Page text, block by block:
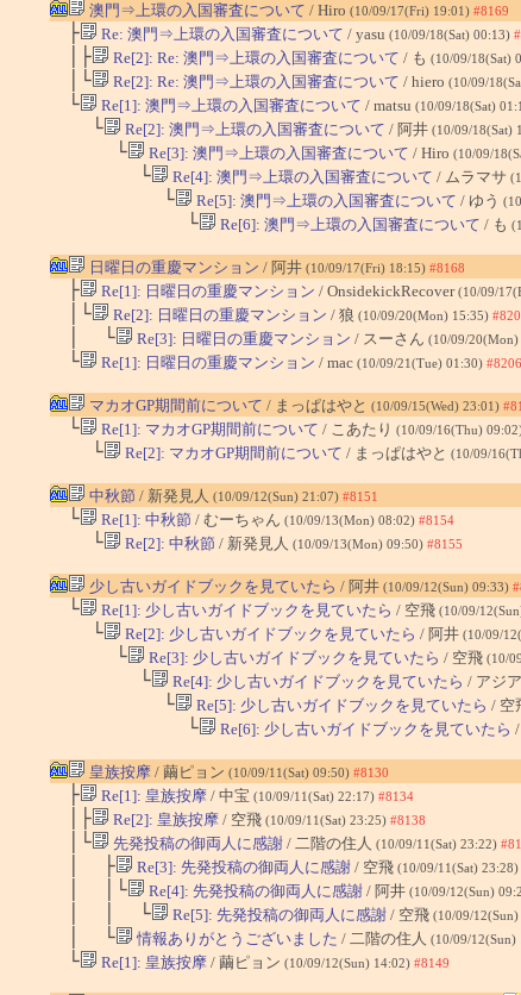
澳門⇒上環の入国審査について / Hiro (10/09/17(Fri) 19:01) #8169
├ Re: 澳門⇒上環の入国審査について / yasu (10/09/18(Sat) 00:13)
│├ Re[2]: Re: 澳門⇒上環の入国審査について / も (10/09/18(Sat)
│└ Re[2]: Re: 澳門⇒上環の入国審査について / hiero (10/09/
└ Re[1]: 澳門⇒上環の入国審査について / matsu (10/09/18(Sat)
└ Re[2]: 澳門⇒上環の入国審査について / 阿井 (10/09/18(Sat)
└ Re[3]: 澳門⇒上環の入国審査について / Hiro (10/09/
└ Re[4]: 澳門⇒上環の入国審査について / ムラマサ
└ Re[5]: 澳門⇒上環の入国審査について / ゆう
└ Re[6]: 澳門⇒上環の入国審査について / も
日曜日の重慶マンション / 阿井 (10/09/17(Fri) 18:15) #8168
├ Re[1]: 日曜日の重慶マンション / OnsidekickRecover(10/09/
│└ Re[2]: 日曜日の重慶マンション / 狼 (10/09/20(Mon) 15:35)
│ └ Re[3]: 日曜日の重慶マンション / スーさん (10/09/20(Mon)
└ Re[1]: 日曜日の重慶マンション / mac (10/09/21(Tue) 01:30) #8206
マカオGP期間前について / まっぱはやと (10/09/15(Wed) 23:01)
└ Re[1]: マカオGP期間前について / こあたり (10/09/16(Thu)
└ Re[2]: マカオGP期間前について / まっぱはやと (10/09/
中秋節 / 新発見人 (10/09/12(Sun) 21:07) #8151
└ Re[1]: 中秋節 / むーちゃん (10/09/13(Mon) 08:02) #8154
└ Re[2]: 中秋節 / 新発見人 (10/09/13(Mon) 09:50) #8155
少し古いガイドブックを見ていたら / 阿井 (10/09/12(Sun) 09:33)
└ Re[1]: 少し古いガイドブックを見ていたら / 空飛 (10/09/
└ Re[2]: 少し古いガイドブックを見ていたら / 阿井 (10/09/
└ Re[3]: 少し古いガイドブックを見ていたら / 空飛 (10/
└ Re[4]: 少し古いガイドブックを見ていたら / アジ
└ Re[5]: 少し古いガイドブックを見ていたら / 空
└ Re[6]: 少し古いガイドブックを見ていたら
皇族按摩/ 繭ピョン (10/09/11(Sat) 09:50) #8130
├ Re[1]: 皇族按摩/ 中宝 (10/09/11(Sat) 22:17) #8134
│├ Re[2]: 皇族按摩/ 空飛 (10/09/11(Sat) 23:25) #8138
│└ 先発投稿の御両人に感謝/ 二階の住人 (10/09/11(Sat) 23:22)
│ ├ Re[3]: 先発投稿の御両人に感謝/ 空飛 (10/09/11(Sat) 23:28)
│ │└ Re[4]: 先発投稿の御両人に感謝/ 阿井 (10/09/12(Sun)
│ │ └ Re[5]: 先発投稿の御両人に感謝/ 空飛 (10/09/
│ └ 情報ありがとうございました / 二階の住人 (10/09/12(Sun)
└ Re[1]: 皇族按摩/ 繭ピョン (10/09/12(Sun) 14:02) #8149